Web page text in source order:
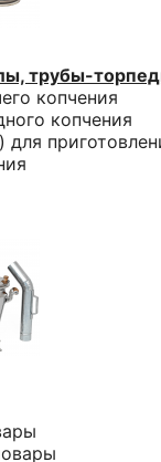
трубы-
копчения
копчения